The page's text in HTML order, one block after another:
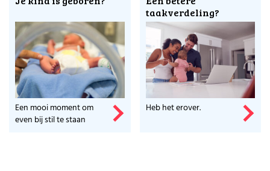
Een mooi moment om
even bij stil te staan
taakverdeling?
Heb het erover.